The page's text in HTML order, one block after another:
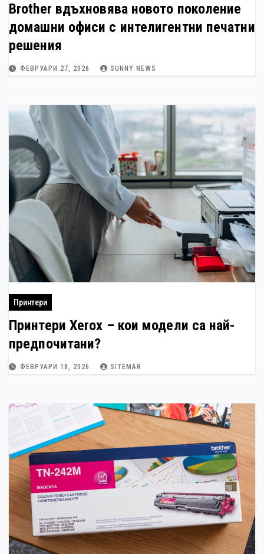
Brother вдъхновява новото поколение
домашни офиси с интелигентни печатни
решения
ФЕВРУАРИ 27, 2026 SUNNY NEWS
Принтери
Принтери Xerox – кои модели са най-
предпочитани?
ФЕВРУАРИ 18, 2026 SITEMAR